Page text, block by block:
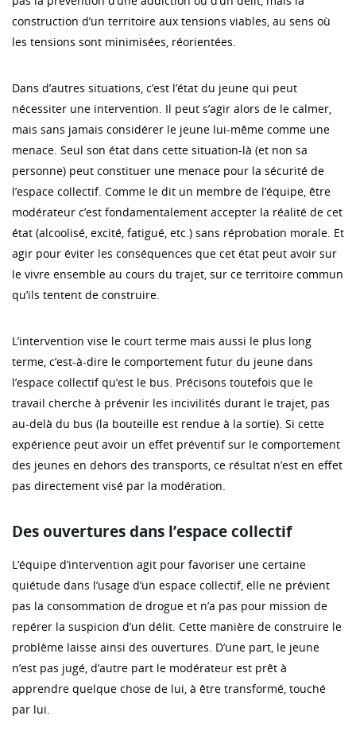
construction d’un territoire aux tensions viables, au sens où
les tensions sont minimisées, réorientées.
Dans d’autres situations, c’est l’état du jeune qui peut
nécessiter une intervention. Il peut s’agir alors de le calmer,
mais sans jamais considérer le jeune lui-même comme une
menace. Seul son état dans cette situation-là (et non sa
personne) peut constituer une menace pour la sécurité de
l’espace collectif. Comme le dit un membre de l’équipe, être
modérateur c’est fondamentalement accepter la réalité de cet
état (alcoolisé, excité, fatigué, etc.) sans réprobation morale. Et
agir pour éviter les conséquences que cet état peut avoir sur
le vivre ensemble au cours du trajet, sur ce territoire commun
qu’ils tentent de construire.
L’intervention vise le court terme mais aussi le plus long
terme, c’est-à-dire le comportement futur du jeune dans
l’espace collectif qu’est le bus. Précisons toutefois que le
travail cherche à prévenir les incivilités durant le trajet, pas
au-delà du bus (la bouteille est rendue à la sortie). Si cette
expérience peut avoir un effet préventif sur le comportement
des jeunes en dehors des transports, ce résultat n’est en effet
pas directement visé par la modération.
Des ouvertures dans l’espace collectif
L’équipe d’intervention agit pour favoriser une certaine
quiétude dans l’usage d’un espace collectif, elle ne prévient
pas la consommation de drogue et n’a pas pour mission de
repérer la suspicion d’un délit. Cette manière de construire le
problème laisse ainsi des ouvertures. D’une part, le jeune
n’est pas jugé, d’autre part le modérateur est prêt à
apprendre quelque chose de lui, à être transformé, touché
par lui.